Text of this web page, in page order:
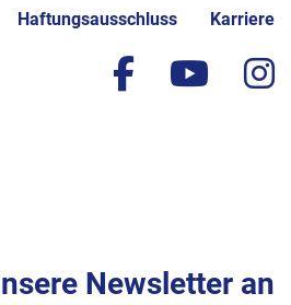
Haftungsausschluss Karriere
facebook
Newsletter an